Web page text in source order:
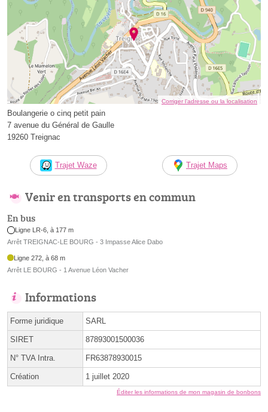
Corriger l’adresse ou la localisation
Boulangerie o cinq petit pain
7 avenue du Général de Gaulle
19260 Treignac
Trajet Waze Trajet Maps
Venir en transports en commun
En bus
Ligne LR-6, à 177 m
Arrêt TREIGNAC-LE BOURG - 3 Impasse Alice Dabo
Ligne 272, à 68 m
Arrêt LE BOURG - 1 Avenue Léon Vacher
Informations
Forme juridique SARL
SIRET 87893001500036
N° TVA Intra. FR63878930015
Création 1 juillet 2020
Éditer les informations de mon magasin de bonbons